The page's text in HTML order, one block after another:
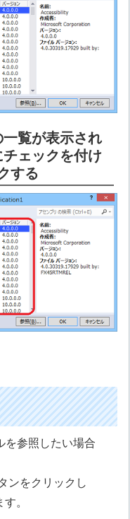
覧が表示され
ェックを付け
する
を参照したい場合
ンをクリックし
。